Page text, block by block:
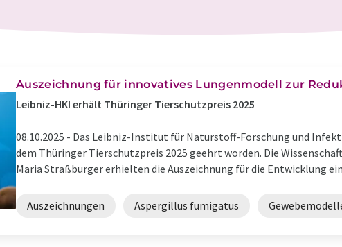
Auszeichnung für innovatives Lungenmodell zur
Leibniz-HKI erhält Thüringer Tierschutzpreis 2025
08.10.2025 - Das Leibniz-Institut für Naturstoff-Forschung und
dem Thüringer Tierschutzpreis 2025 geehrt worden. Die
Maria Straßburger erhielten die Auszeichnung für die Entwicklung
Auszeichnungen Aspergillus fumigatus